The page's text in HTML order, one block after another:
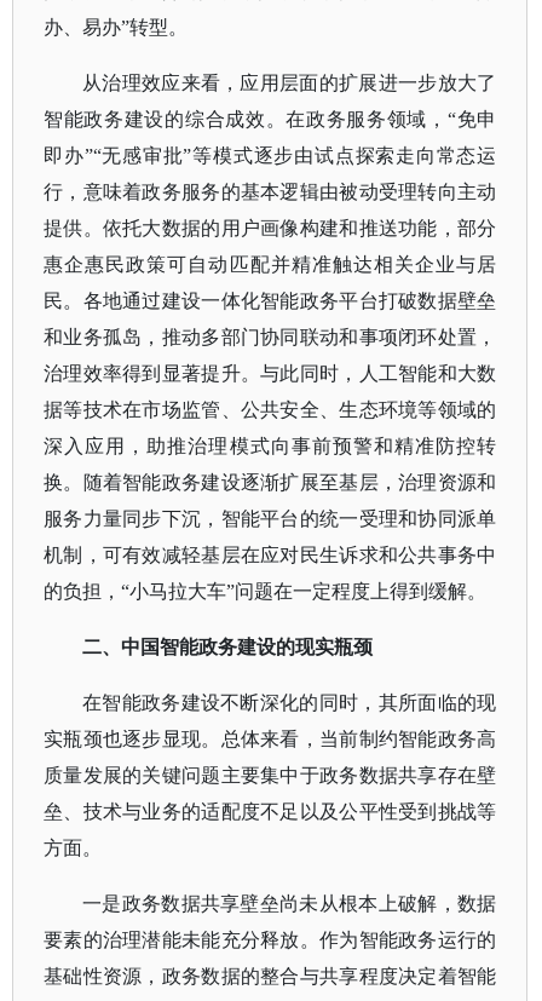
办、易办”转型。
从治理效应来看，应用层面的扩展进一步放大了
智能政务建设的综合成效。在政务服务领域， “免申
即办”“无感审批”等模式逐步由试点探索走向常态运
行，意味着政务服务的基本逻辑由被动受理转向主动
提供。依托大数据的用户画像构建和推送功能，部分
惠企惠民政策可自动匹配并精准触达相关企业与居
民。各地通过建设一体化智能政务平台打破数据壁垒
和业务孤岛，推动多部门协同联动和事项闭环处置，
治理效率得到显著提升。与此同时，人工智能和大数
据等技术在市场监管、公共安全、生态环境等领域的
深入应用，助推治理模式向事前预警和精准防控转
换。随着智能政务建设逐渐扩展至基层，治理资源和
服务力量同步下沉，智能平台的统一受理和协同派单
机制，可有效减轻基层在应对民生诉求和公共事务中
的负担，“小马拉大车”问题在一定程度上得到缓解。
二、 中国智能政务建设的现实瓶颈
在智能政务建设不断深化的同时，其所面临的现
实瓶颈也逐步显现。总体来看，当前制约智能政务高
质量发展的关键问题主要集中于政务数据共享存在壁
垒、技术与业务的适配度不足以及公平性受到挑战等
方面。
一是政务数据共享壁垒尚未从根本上破解，数据
要素的治理潜能未能充分释放。作为智能政务运行的
基础性资源，政务数据的整合与共享程度决定着智能